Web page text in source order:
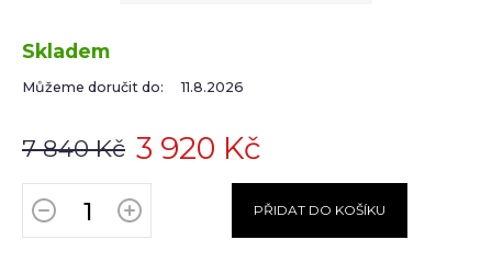
7 840 Kč 3 920 Kč
Skladem
Můžeme doručit do: 11.8.2026
PŘIDAT DO KOŠÍKU